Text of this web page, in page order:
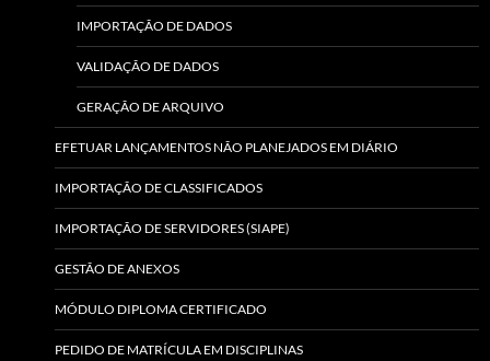
IMPORTAÇÃO DE DADOS
VALIDAÇÃO DE DADOS
GERAÇÃO DE ARQUIVO
EFETUAR LANÇAMENTOS NÃO PLANEJADOS EM DIÁRIO
IMPORTAÇÃO DE CLASSIFICADOS
IMPORTAÇÃO DE SERVIDORES (SIAPE)
GESTÃO DE ANEXOS
MÓDULO DIPLOMA CERTIFICADO
PEDIDO DE MATRÍCULA EM DISCIPLINAS